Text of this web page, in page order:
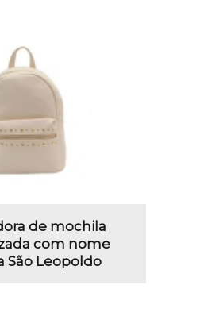
de mochila
com nome
São Leopoldo